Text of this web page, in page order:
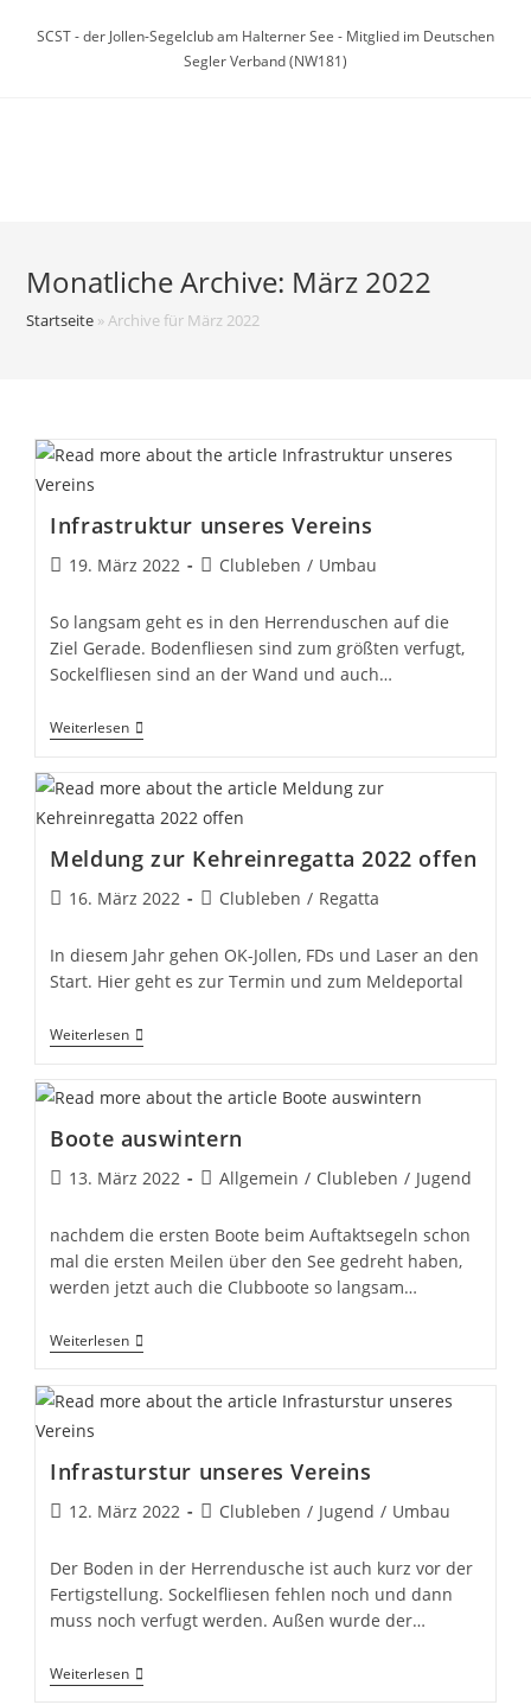
InhaltSCST - der Jollen-Segelclub am Halterner See - Mitglied im Deutschen
Segler Verband (NW181)
Monatliche Archive: März 2022
Startseite »Archive für März 2022
Infrastruktur unseres Vereins
Beitrag
19. März 2022
Beitrags-
Clubleben / Umbau
So langsam geht es in den Herrenduschen auf die
Ziel Gerade. Bodenfliesen sind zum größten verfugt,
Sockelfliesen sind an der Wand und auch…
WeiterlesenInfrastruktur
Unseres
Meldung zur Kehreinregatta 2022 offen
Beitrag
16. März 2022
Beitrags-
Clubleben / Regatta
In diesem Jahr gehen OK-Jollen, FDs und Laser an den
Start. Hier geht es zur Termin und zum Meldeportal
WeiterlesenMeldung
Zur
2022
Offen
Boote auswintern
Beitrag
13. März 2022
Beitrags-
Allgemein / Clubleben / Jugend
nachdem die ersten Boote beim Auftaktsegeln schon
mal die ersten Meilen über den See gedreht haben,
werden jetzt auch die Clubboote so langsam…
WeiterlesenBoote
Auswintern
Infrasturstur unseres Vereins
Beitrag
12. März 2022
Beitrags-
Clubleben / Jugend / Umbau
Der Boden in der Herrendusche ist auch kurz vor der
Fertigstellung. Sockelfliesen fehlen noch und dann
muss noch verfugt werden. Außen wurde der…
WeiterlesenInfrasturstur
Unseres